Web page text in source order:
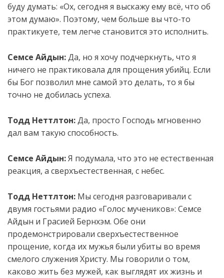
буду думать: «Ох, сегодня я выскажу ему всё, что об
этом думаю». Поэтому, чем больше вы что-то
практикуете, тем легче становится это исполнить.
Семсе Айдын:Да, но я хочу подчеркнуть, что я
ничего не практиковала для прощения убийц. Если
бы Бог позволил мне самой это делать, то я бы
точно не добилась успеха.
Тодд Неттлтон:Да, просто Господь мгновенно
дал вам такую способность.
Семсе Айдын:Я подумала, что это не естественная
реакция, а сверхъестественная, с небес.
Тодд Неттлтон: Мы сегодня разговаривали с
двумя гостьями радио «Голос мучеников»: Семсе
Айдын и Грасией Бернхэм. Обе они
продемонстрировали сверхъестественное
прощение, когда их мужья были убиты во время
смелого служения Христу. Мы говорили о том,
каково жить без мужей, как выглядят их жизнь и